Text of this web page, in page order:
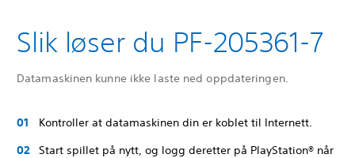
Slik løser du PF-205361-7
Datamaskinen kunne ikke laste ned oppdateringen.
Kontroller at datamaskinen din er koblet til Internett.
Start spillet på nytt, og logg deretter på PlayStation® når